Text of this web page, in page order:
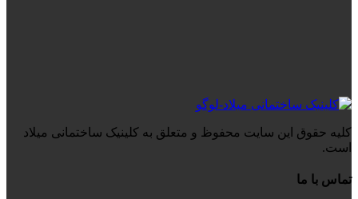
کلیه حقوق این سایت محفوظ و متعلق به کلینیک ساختمانی میلاد
است.
تماس با ما